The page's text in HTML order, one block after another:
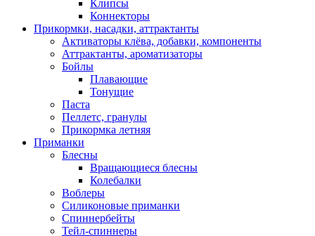
Клипсы
Коннекторы
Прикормки, насадки, аттрактанты
Активаторы клёва, добавки, компоненты
Аттрактанты, ароматизаторы
Бойлы
Плавающие
Тонущие
Паста
Пеллетс, гранулы
Прикормка летняя
Приманки
Блесны
Вращающиеся блесны
Колебалки
Воблеры
Силиконовые приманки
Спиннербейты
Тейл-спиннеры